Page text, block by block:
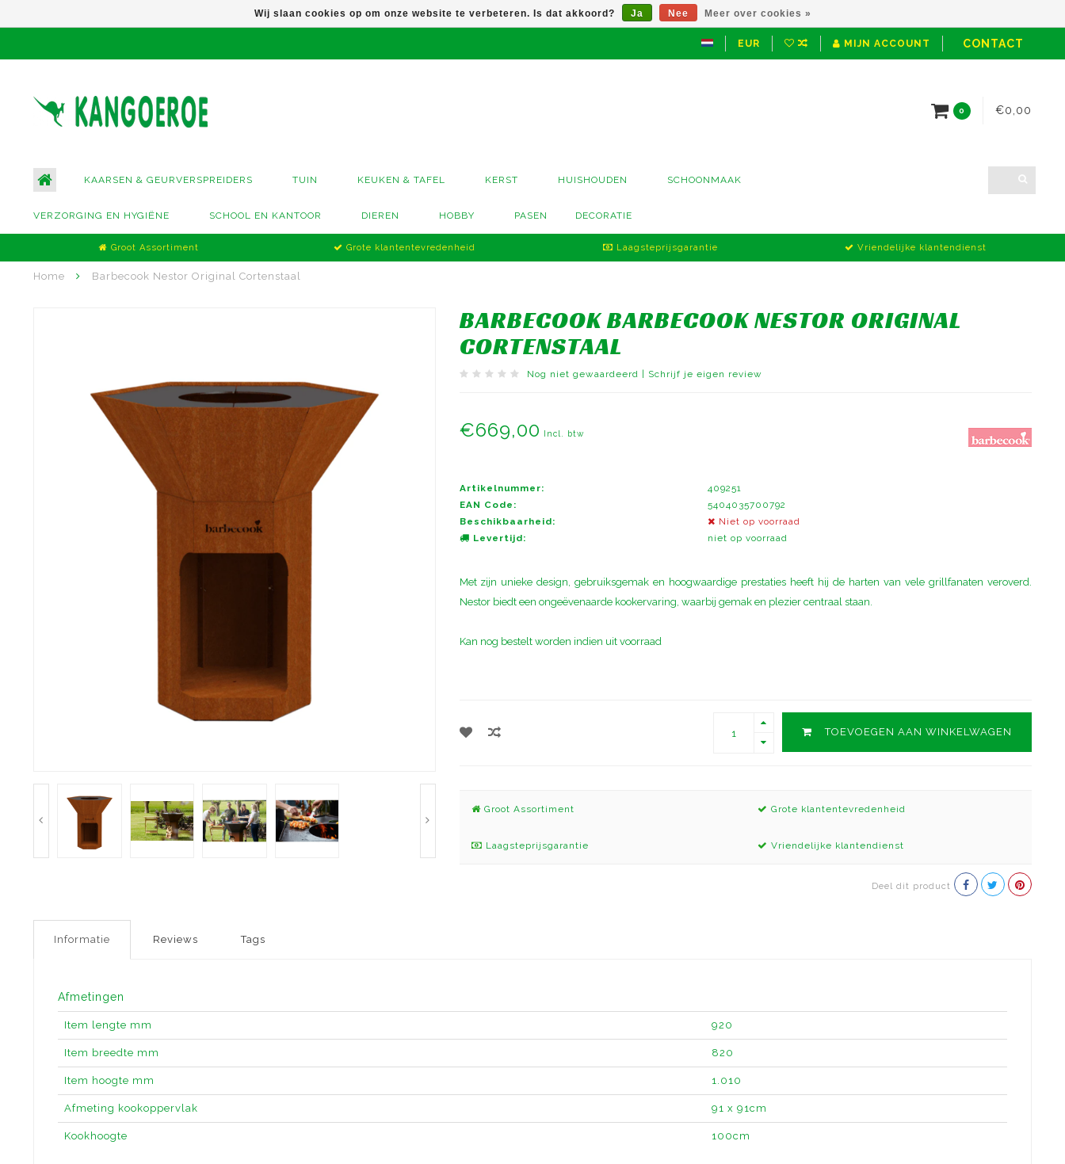
EUR MIJN ACCOUNT CONTACT
0 €0,00
KAARSEN & GEURVERSPREIDERS TUIN KEUKEN & TAFEL KERST HUISHOUDEN SCHOONMAAK
VERZORGING EN HYGIËNE SCHOOL EN KANTOOR DIEREN HOBBY PASEN DECORATIE
Groot Assortiment Grote klantentevredenheid Laagsteprijsgarantie Vriendelijke klantendienst
Home Barbecook Nestor Original Cortenstaal
BARBECOOK BARBECOOK NESTOR ORIGINAL
CORTENSTAAL
Nog niet gewaardeerd Schrijf je eigen review
€669,00 Incl. btw
Artikelnummer:
409251
EAN Code:
5404035700792
Beschikbaarheid:
Niet op voorraad
Levertijd:
niet op voorraad
Met zijn unieke design, gebruiksgemak en hoogwaardige prestaties heeft hij de harten van vele grillfanaten veroverd.
Nestor biedt een ongeëvenaarde kookervaring, waarbij gemak en plezier centraal staan.
Kan nog bestelt worden indien uit voorraad
TOEVOEGEN AAN WINKELWAGEN
Groot Assortiment Grote klantentevredenheid
Laagsteprijsgarantie Vriendelijke klantendienst
Deel dit product
Informatie Reviews Tags
Afmetingen
Item lengte mm 920
Item breedte mm 820
Item hoogte mm 1.010
Afmeting kookoppervlak 91 x 91cm
Kookhoogte 100cm
Wij slaan cookies op om onze website te verbeteren. Is dat akkoord? Ja Nee Meer over cookies »